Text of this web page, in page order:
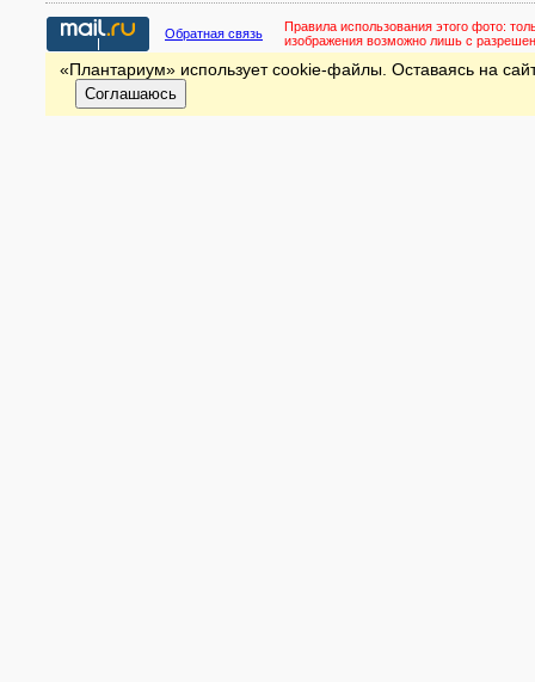
Обратная связь Правила использования этого фото:
изображения возможно лишь с
«Плантариум» использует cookie-файлы. Оставаясь на
Соглашаюсь